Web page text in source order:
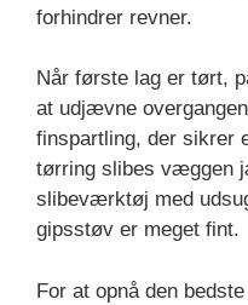
forhindrer revner.
Når første lag er tørt,
at udjævne
finspartling, der sikrer
tørring slibes væggen
slibeværktøj med
gipsstøv er meget fint.
For at opnå den